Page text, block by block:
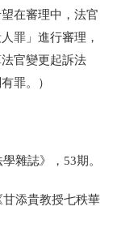
在審理中，法官
罪」進行審理，
官變更起訴法
罪。）
雜誌》，53期。
添貴教授七秩華